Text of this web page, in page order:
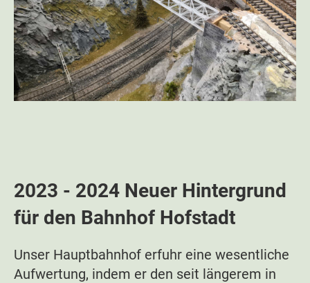
2023 - 2024 Neuer Hintergrund
für den Bahnhof Hofstadt
Unser Hauptbahnhof erfuhr eine wesentliche
Aufwertung, indem er den seit längerem in